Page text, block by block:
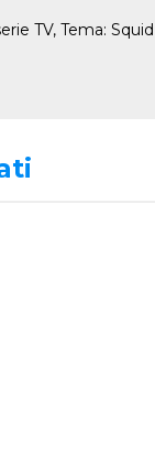
TV, Tema: